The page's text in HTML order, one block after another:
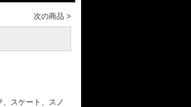
次の商品 >
スケート、スノ